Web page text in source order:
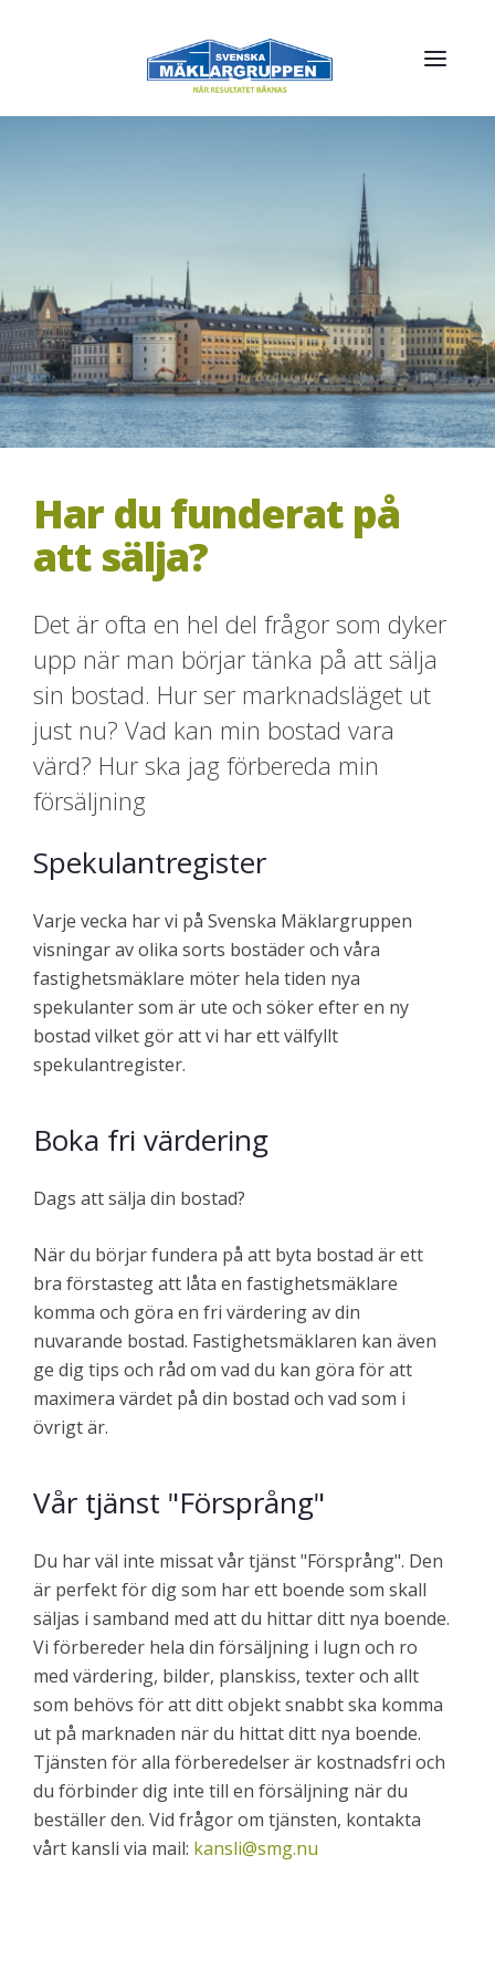
Har du funderat på
att sälja?
Det är ofta en hel del frågor som dyker
upp när man börjar tänka på att sälja
sin bostad. Hur ser marknadsläget ut
just nu? Vad kan min bostad vara
värd? Hur ska jag förbereda min
försäljning
Spekulantregister
Varje vecka har vi på Svenska Mäklargruppen
visningar av olika sorts bostäder och våra
fastighetsmäklare möter hela tiden nya
spekulanter som är ute och söker efter en ny
bostad vilket gör att vi har ett välfyllt
spekulantregister.
Boka fri värdering
Dags att sälja din bostad?
När du börjar fundera på att byta bostad är ett
bra förstasteg att låta en fastighetsmäklare
komma och göra en fri värdering av din
nuvarande bostad. Fastighetsmäklaren kan även
ge dig tips och råd om vad du kan göra för att
maximera värdet på din bostad och vad som i
övrigt är.
Vår tjänst "Försprång"
Du har väl inte missat vår tjänst "Försprång". Den
är perfekt för dig som har ett boende som skall
säljas i samband med att du hittar ditt nya boende.
Vi förbereder hela din försäljning i lugn och ro
med värdering, bilder, planskiss, texter och allt
som behövs för att ditt objekt snabbt ska komma
ut på marknaden när du hittat ditt nya boende.
Tjänsten för alla förberedelser är kostnadsfri och
du förbinder dig inte till en försäljning när du
beställer den. Vid frågor om tjänsten, kontakta
vårt kansli via mail: kansli@smg.nu